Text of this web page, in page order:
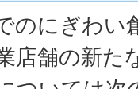
のにぎわい
店舗の新た